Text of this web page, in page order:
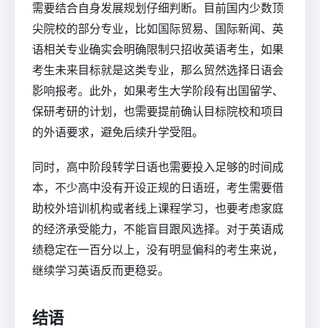
需要结合自身发展规划仔细判断。目前国内少数顶
尖院校的部分专业，比如国际贸易、国际新闻、英
语相关专业确实会明确限制只招收英语考生，如果
考生未来目标就是这类专业，那么贸然选择日语会
影响报考。此外，如果考生大学阶段有出国留学、
保研考研的计划，也需要提前确认目标院校和项目
的外语要求，避免后续升学受阻。
同时，高中阶段转学日语也需要投入足够的时间成
本，不少高中没有开设正规的日语班，考生需要借
助校外培训机构或者线上课程学习，也要考虑家庭
的经济承受能力，不能盲目跟风选择。对于英语成
绩稳定在一百分以上，没有明显偏科的考生来说，
继续学习英语反而更稳妥。
结语